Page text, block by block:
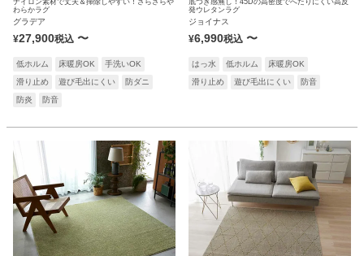
約90x150cm
約200x200cm
約200x250cm
約200x250cm~
~直径140cm
直径160cm
本間サイズ
洗濯機で洗える
手洗いOK
防ダニ
遊び毛がでにくい
防炎
防音
抗ウイルス
制電
消臭
滑り止め
ホルムアルデヒド対策品
ナイロン素材で丈夫＆掃除しやすい！さらさらや
わらかラグ
グラデア
¥27,900税込 〜
低ホルム 床暖房OK
手洗いOK
滑り止め
遊び毛出にくい
防ダニ
防炎
防音
底つき感無し！45Dの高密度でへたりにくい高反
発ウレタンラグ
ジョイナス
¥6,990税込 〜
はっ水 低ホルム
床暖房OK
滑り止め
遊び毛出にくい 防音